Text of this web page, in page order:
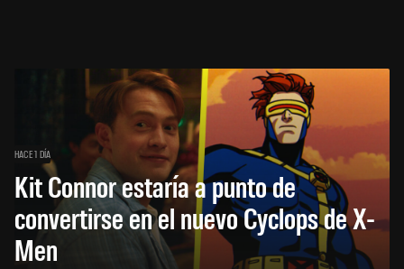
HACE 1 DÍA
Kit Connor estaría a punto de
convertirse en el nuevo Cyclops de X-
Men